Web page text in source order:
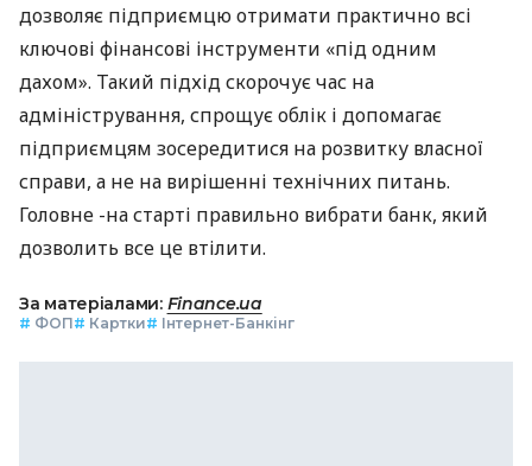
дозволяє підприємцю отримати практично всі
ключові фінансові інструменти «під одним
дахом». Такий підхід скорочує час на
адміністрування, спрощує облік і допомагає
підприємцям зосередитися на розвитку власної
справи, а не на вирішенні технічних питань.
Головне -на старті правильно вибрати банк, який
дозволить все це втілити.
За матеріалами: Finance.ua
# ФОП# Картки# Інтернет-Банкінг